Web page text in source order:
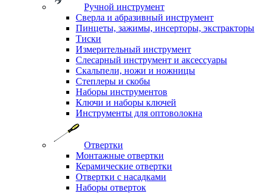
Ручной инструмент
Сверла и абразивный инструмент
Пинцеты, зажимы, инсерторы, экстракторы
Тиски
Измерительный инструмент
Слесарный инструмент и аксессуары
Скальпели, ножи и ножницы
Степлеры и скобы
Наборы инструментов
Ключи и наборы ключей
Инструменты для оптоволокна
Отвертки
Монтажные отвертки
Керамические отвертки
Отвертки с насадками
Наборы отверток